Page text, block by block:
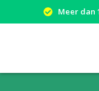
Meer dan